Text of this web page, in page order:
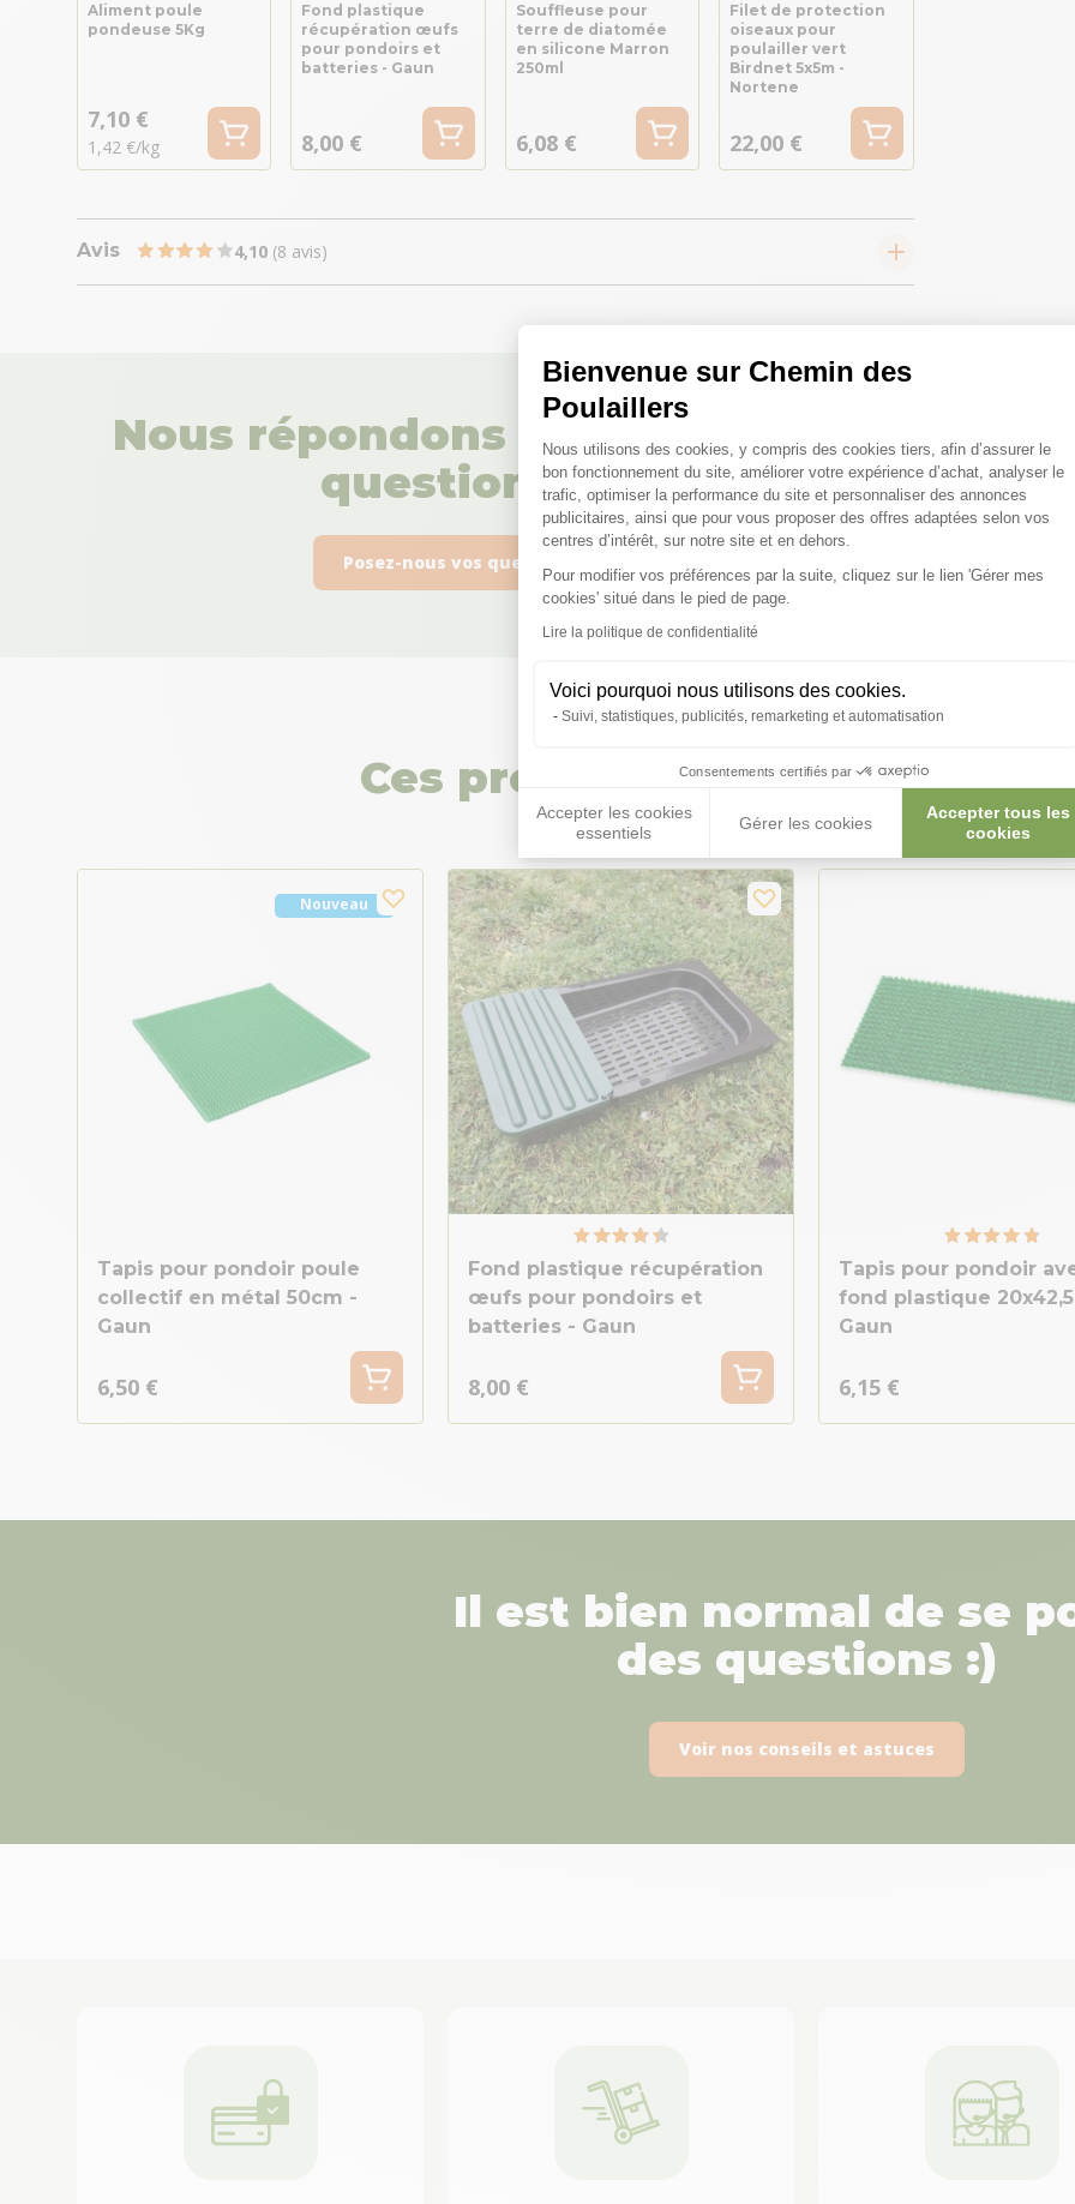
Bienvenue sur Chemin des
Poulaillers
Plateforme de Gestion du
Nous utilisons des cookies, y compris des cookies tiers, afin d’assurer le
bon fonctionnement du site, améliorer votre expérience d’achat, analyser le
trafic, optimiser la performance du site et personnaliser des annonces
publicitaires, ainsi que pour vous proposer des offres adaptées selon vos
centres d’intérêt, sur notre site et en dehors.
Pour modifier vos préférences par la suite, cliquez sur le lien 'Gérer mes
cookies' situé dans le pied de page.
Lire la politique de confidentialité
Voici pourquoi nous utilisons des cookies.
Suivi, statistiques, publicités, remarketing et automatisation
Consentements certifiés par
Accepter les cookies
essentiels
Gérer les cookies
Accepter tous les
cookies
Axeptio consent
Aliment poule
pondeuse 5Kg
7,10 €
1,42 €/kg
Fond plastique
récupération œufs
pour pondoirs et
batteries - Gaun
8,00 €
Souffleuse pour
terre de diatomée
en silicone Marron
250ml
6,08 €
Filet de protection
oiseaux pour
poulailler vert
Birdnet 5x5m -
Nortene
22,00 €
Avis 4,10 (8 avis)
Nous répondons à toutes vos
questions ;)
Posez-nous vos questions
Ces produits peuvent vous
Nouveau
Tapis pour pondoir poule
collectif en métal 50cm -
Gaun
6,50 €
Fond plastique récupération
œufs pour pondoirs et
batteries - Gaun
8,00 €
Tapis pour pondoir
fond plastique
Gaun
6,15 €
Il est bien normal de se
des questions :)
Voir nos conseils et astuces